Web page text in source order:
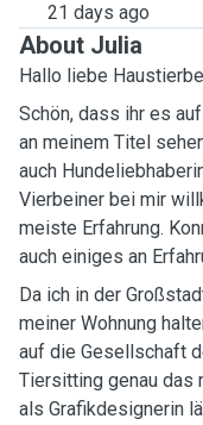
21 days ago
About Julia
Hallo liebe
Schön, dass ihr es
an meinem Titel
auch
Vierbeiner bei mir
meiste Erfahrung.
auch einiges an
Da ich in der
meiner Wohnung
auf die Gesellschaft
Tiersitting genau das
als Grafikdesignerin